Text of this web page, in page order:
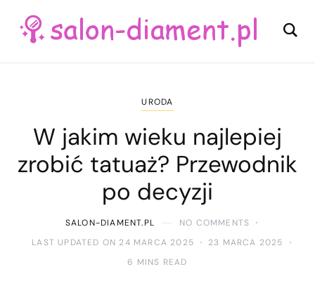
URODA
W jakim wieku najlepiej
zrobić tatuaż? Przewodnik
po decyzji
SALON-DIAMENT.PL
NO COMMENTS
LAST UPDATED ON 24 MARCA 2025
23 MARCA 2025
6 MINS READ